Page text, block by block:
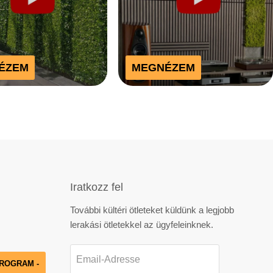
MEGNÉZEM
-
Iratkozz fel
További kültéri ötleteket küldünk a legjobb
lerakási ötletekkel az ügyfeleinknek.
Email-Adresse